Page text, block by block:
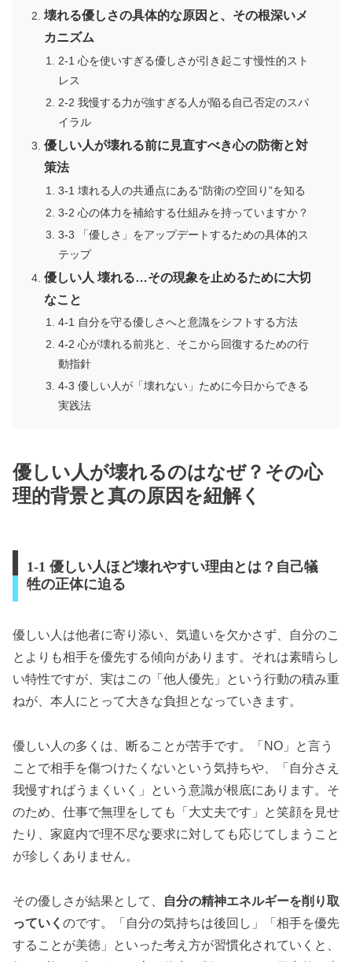
壊れる優しさの具体的な原因と、その根深いメ
カニズム
2-1 心を使いすぎる優しさが引き起こす慢性的スト
レス
2-2 我慢する力が強すぎる人が陥る自己否定のスパ
イラル
優しい人が壊れる前に見直すべき心の防衛と対
策法
3-1 壊れる人の共通点にある“防衛の空回り”を知る
3-2 心の体力を補給する仕組みを持っていますか？
3-3 「優しさ」をアップデートするための具体的ス
テップ
優しい人 壊れる…その現象を止めるために大切
なこと
4-1 自分を守る優しさへと意識をシフトする方法
4-2 心が壊れる前兆と、そこから回復するための行
動指針
4-3 優しい人が「壊れない」ために今日からできる
実践法
優しい人が壊れるのはなぜ？その心
理的背景と真の原因を紐解く
1-1 優しい人ほど壊れやすい理由とは？自己犠
牲の正体に迫る
優しい人は他者に寄り添い、気遣いを欠かさず、自分のこ
とよりも相手を優先する傾向があります。それは素晴らし
い特性ですが、実はこの「他人優先」という行動の積み重
ねが、本人にとって大きな負担となっていきます。
優しい人の多くは、断ることが苦手です。「NO」と言う
ことで相手を傷つけたくないという気持ちや、「自分さえ
我慢すればうまくいく」という意識が根底にあります。そ
のため、仕事で無理をしても「大丈夫です」と笑顔を見せ
たり、家庭内で理不尽な要求に対しても応じてしまうこと
が珍しくありません。
その優しさが結果として、
自分の精神エネルギーを削り取
っていく のです。「自分の気持ちは後回し」「相手を優先
することが美徳」といった考え方が習慣化されていくと、